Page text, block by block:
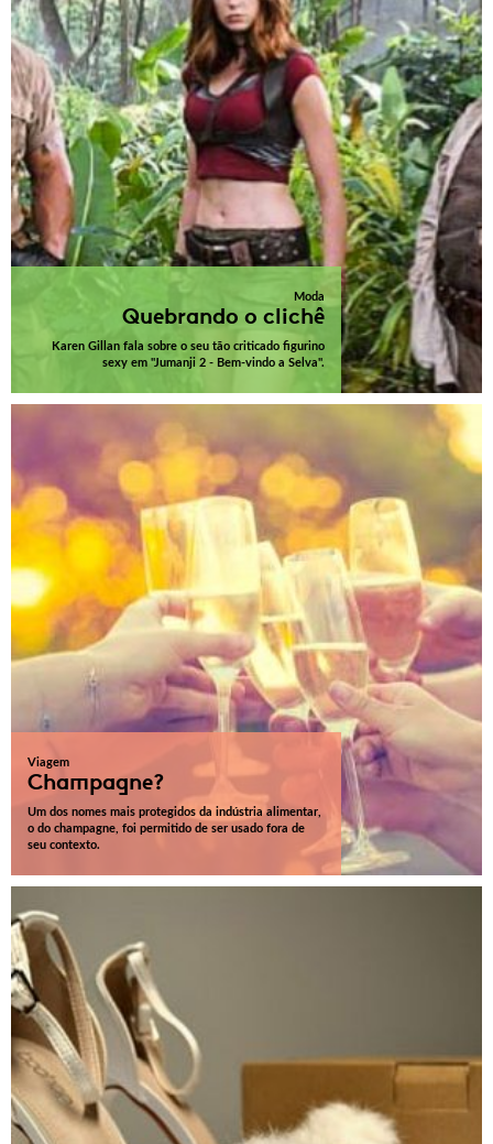
Moda
Quebrando o clichê
Karen Gillan fala sobre o seu tão criticado figurino
sexy em "Jumanji 2 - Bem-vindo a Selva".
Viagem
Champagne?
Um dos nomes mais protegidos da indústria alimentar,
o do champagne, foi permitido de ser usado fora de
seu contexto.